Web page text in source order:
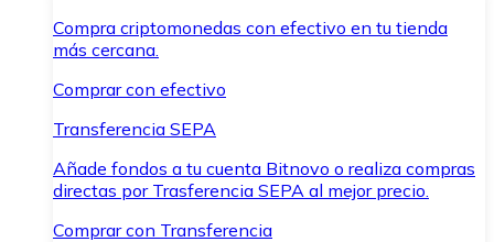
Compra criptomonedas con efectivo en tu tienda
más cercana.
Comprar con efectivo
Transferencia SEPA
Añade fondos a tu cuenta Bitnovo o realiza compras
directas por Trasferencia SEPA al mejor precio.
Comprar con Transferencia